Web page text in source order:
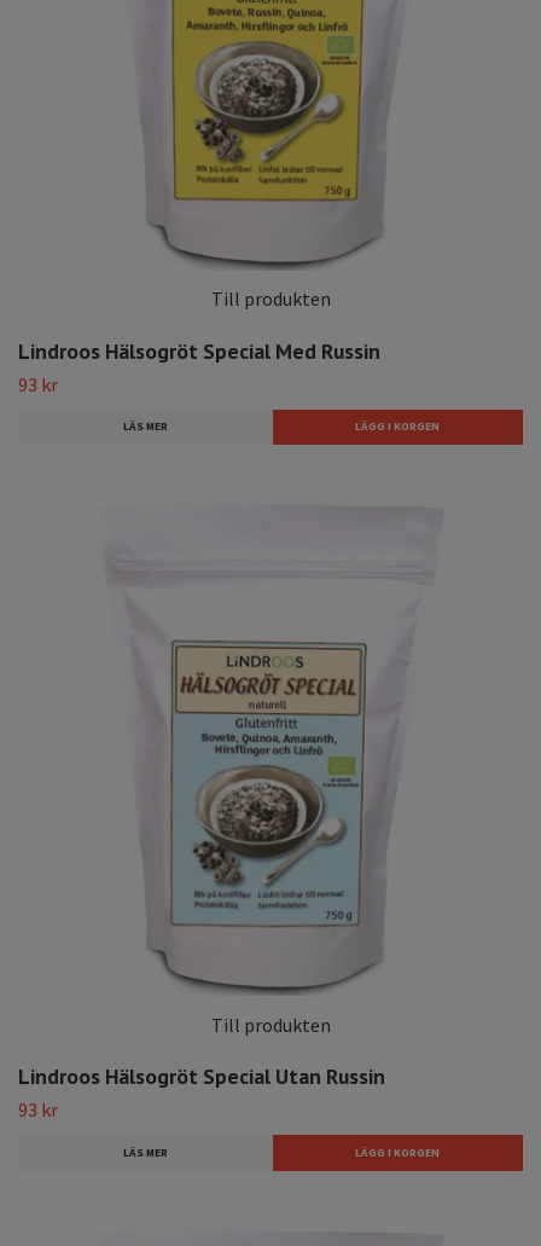
Till produkten
Lindroos Hälsogröt Special Med Russin
93 kr
LÄS MER
Till produkten
Lindroos Hälsogröt Special Utan Russin
93 kr
LÄS MER